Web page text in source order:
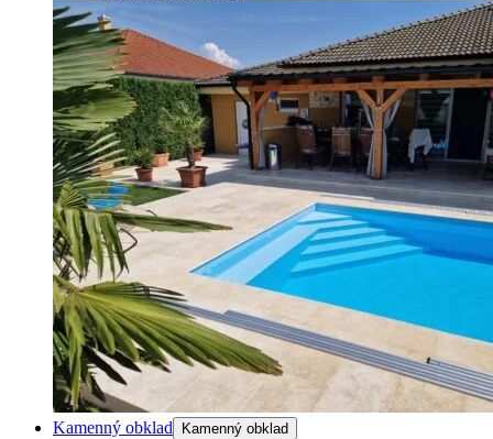
Kamenný obklad Kamenný obklad